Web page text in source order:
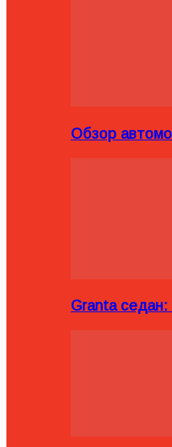
Обзор
Granta